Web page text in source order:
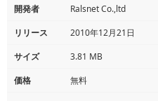
開発者
Ralsnet Co.,ltd
リリース
2010年12月21日
サイズ
3.81 MB
価格
無料